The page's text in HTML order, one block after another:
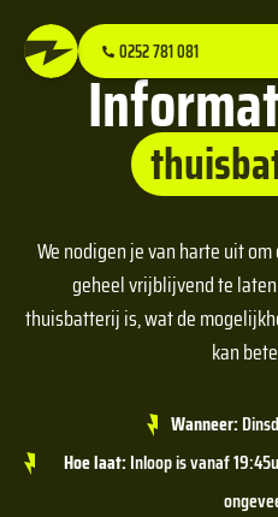
0252 781 081
We nodigen je van harte uit
geheel vrijblijvend te
thuisbatterij is, wat de
kan
Wanneer:
Hoe laat: Inloop is vanaf